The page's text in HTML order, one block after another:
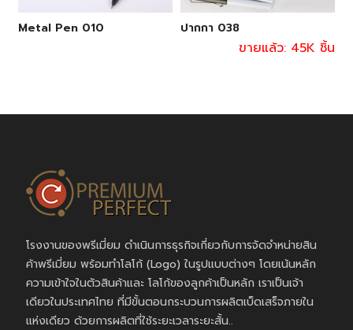
Metal Pen 010 ปากกา 038
ขายแล้ว: 45K ชิ้น
โรงงานของพรีเมี่ยม ดำเนินการธุรกิจเกี่ยวกับการจัดจำหน่ายสิน
ค้าพรีเมี่ยม พร้อมทำโลโก้ (Logo) ในรูปแบบต่างๆ โดยเน้นหลัก
ความเข้าใจในตัวสินค้าและ โลโก้ของลูกค้าเป็นหลัก เราเป็นเจ้า
เดียวในประเทศไทย ที่มีขั้นตอนกระบวนการผลิตเบ็ดเสร็จภายใน
แห่งเดียว ด้วยการผลิตที่ใช้ระยะเวลาระยะสั้น..